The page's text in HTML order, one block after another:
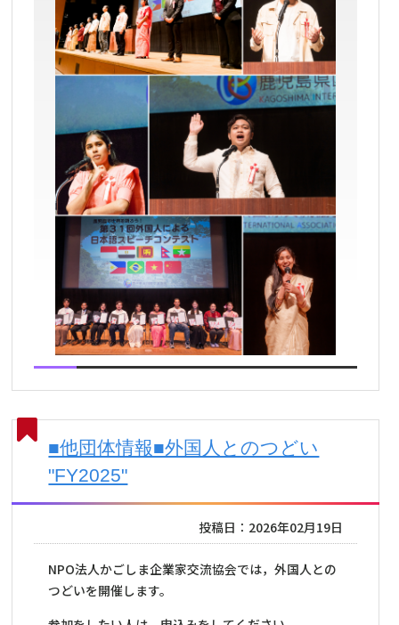
■他団体情報■外国人とのつどい
"FY2025"
投稿日：2026年02月19日
NPO法人かごしま企業家交流協会では，外国人との
つどいを開催します。